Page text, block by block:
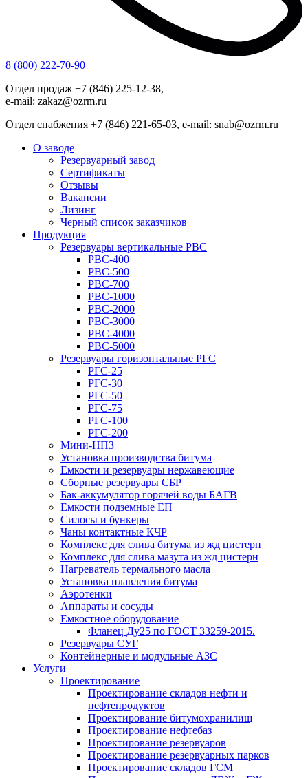
8 (800) 222-70-90
Отдел продаж +7 (846) 225-12-38,
e-mail: zakaz@ozrm.ru
Отдел снабжения +7 (846) 221-65-03, e-mail: snab@ozrm.ru
О заводе
Резервуарный завод
Сертификаты
Отзывы
Вакансии
Лизинг
Черный список заказчиков
Продукция
Резервуары вертикальные РВС
РВС-400
РВС-500
РВС-700
РВС-1000
РВС-2000
РВС-3000
РВС-4000
РВС-5000
Резервуары горизонтальные РГС
РГС-25
РГС-30
РГС-50
РГС-75
РГС-100
РГС-200
Мини-НПЗ
Установка производства битума
Емкости и резервуары нержавеющие
Сборные резервуары СБР
Бак-аккумулятор горячей воды БАГВ
Емкости подземные ЕП
Силосы и бункеры
Чаны контактные КЧР
Комплекс для слива битума из жд цистерн
Комплекс для слива мазута из жд цистерн
Нагреватель термального масла
Установка плавления битума
Аэротенки
Аппараты и сосуды
Емкостное оборудование
Фланец Ду25 по ГОСТ 33259-2015.
Резервуары СУГ
Контейнерные и модульные АЗС
Услуги
Проектирование
Проектирование складов нефти и
нефтепродуктов
Проектирование битумохранилищ
Проектирование нефтебаз
Проектирование резервуаров
Проектирование резервуарных парков
Проектирование складов ГСМ